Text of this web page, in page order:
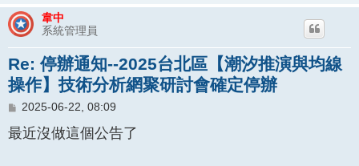
韋中
系統管理員
Re: 停辦通知--2025台北區【潮汐推演與均線
操作】技術分析網聚研討會確定停辦
文
2025-06-22, 08:09
最近沒做這個公告了